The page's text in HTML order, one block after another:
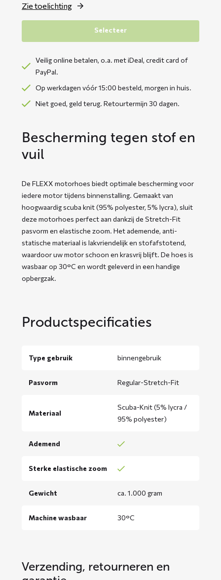
Zie toelichting
Selecteer
Veilig online betalen, o.a. met iDeal, credit card of
PayPal.
Op werkdagen vóór 15:00 besteld, morgen in huis.
Niet goed, geld terug. Retourtermijn 30 dagen.
Bescherming tegen stof en
vuil
De FLEXX motorhoes biedt optimale bescherming voor
iedere motor tijdens binnenstalling. Gemaakt van
hoogwaardig scuba knit (95% polyester, 5% lycra), sluit
deze motorhoes perfect aan dankzij de Stretch-Fit
pasvorm en elastische zoom. Het ademende, anti-
statische materiaal is lakvriendelijk en stofafstotend,
waardoor uw motor schoon en krasvrij blijft. De hoes is
wasbaar op 30°C en wordt geleverd in een handige
opbergzak.
Productspecificaties
Type gebruik binnengebruik
Pasvorm Regular-Stretch-Fit
Materiaal
Scuba-Knit (5% lycra /
95% polyester)
Ademend
Sterke elastische zoom
Gewicht ca. 1.000 gram
Machine wasbaar 30°C
Verzending, retourneren en